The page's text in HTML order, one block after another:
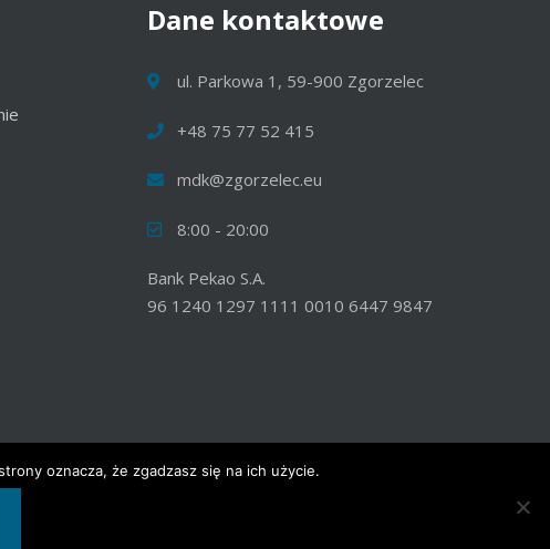
Dane kontaktowe
ul. Parkowa 1, 59-900 Zgorzelec
+48 75 77 52 415
mdk@zgorzelec.eu
8:00 - 20:00
Bank Pekao S.A.
96 1240 1297 1111 0010 6447 9847
oznacza, że zgadzasz się na ich użycie.